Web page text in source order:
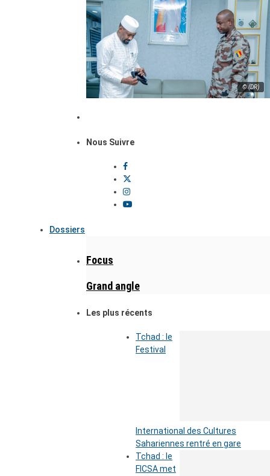
© (DR)
Nous Suivre
Dossiers
Focus
Grand angle
Les plus récents
Tchad : le
Festival
International des Cultures
Sahariennes rentré en gare
Tchad : le
FICSA met